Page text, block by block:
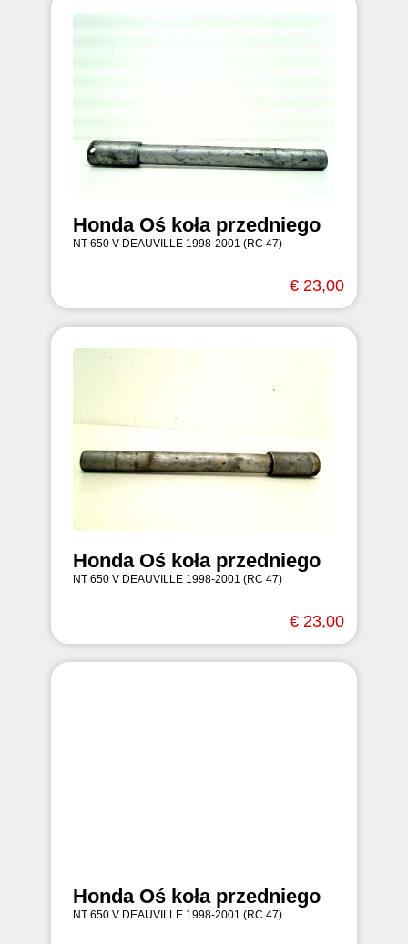
Honda Oś koła przedniego
NT 650 V DEAUVILLE 1998-2001 (RC 47)
€ 23,00
Honda Oś koła przedniego
NT 650 V DEAUVILLE 1998-2001 (RC 47)
€ 23,00
Honda Oś koła przedniego
NT 650 V DEAUVILLE 1998-2001 (RC 47)